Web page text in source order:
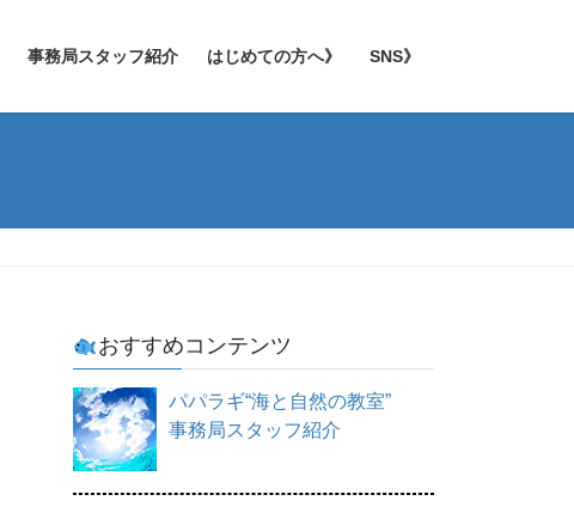
事務局スタッフ紹介 はじめての方へ》 SNS》
おすすめコンテンツ
パパラギ“海と自然の教室”
事務局スタッフ紹介